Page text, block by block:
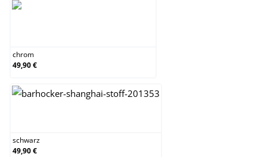
chrom
49,90 €
schwarz
49,90 €